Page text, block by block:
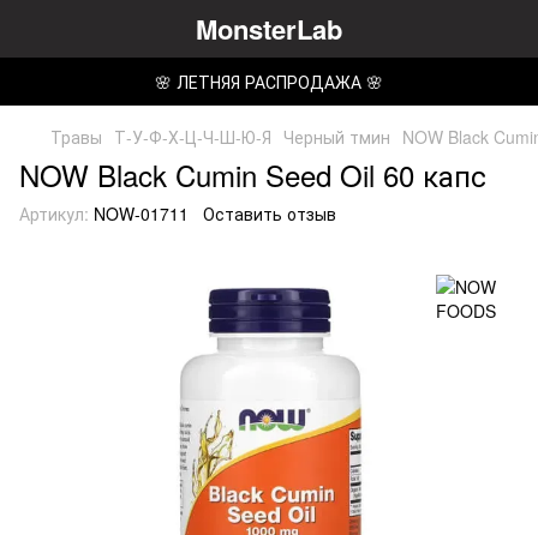
MonsterLab
🌸 ЛЕТНЯЯ РАСПРОДАЖА 🌸
Травы Т-У-Ф-Х-Ц-Ч-Ш-Ю-Я Черный тмин NOW Black
NOW Black Cumin Seed Oil 60 капс
Артикул: NOW-01711 Оставить отзыв